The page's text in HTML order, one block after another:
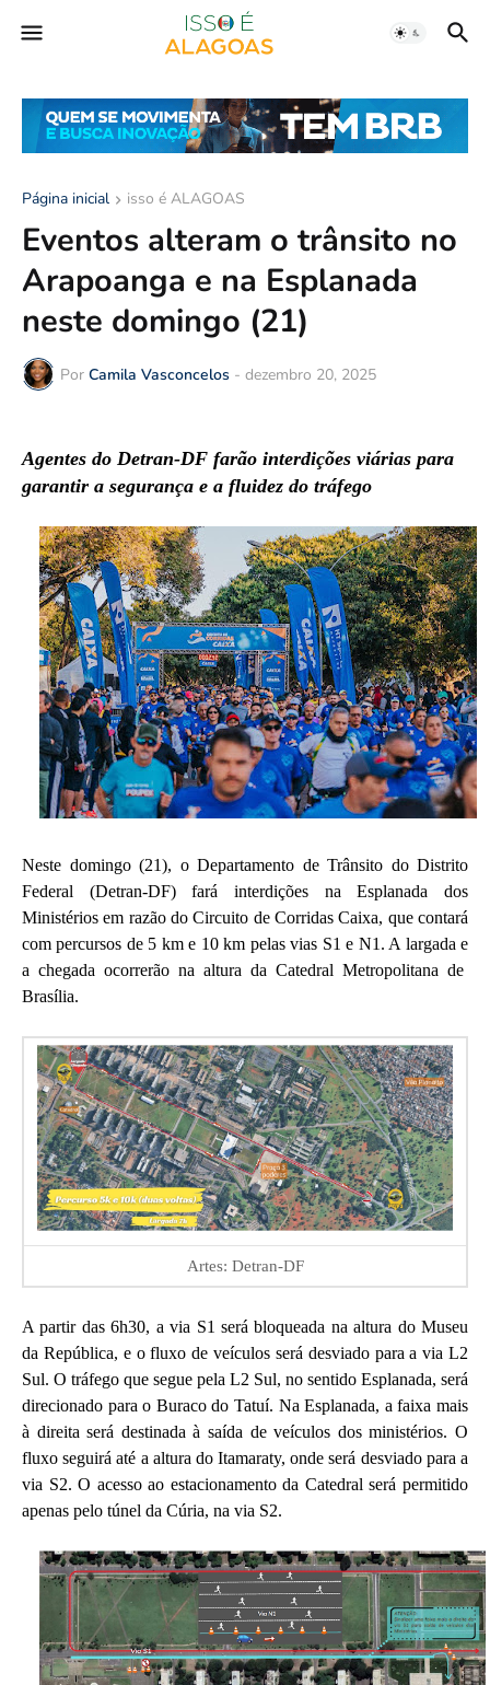
Página inicial isso é ALAGOAS
Eventos alteram o trânsito no
Arapoanga e na Esplanada
neste domingo (21)
Por Camila Vasconcelos - dezembro 20, 2025
Agentes do Detran-DF farão interdições viárias para
garantir a segurança e a fluidez do tráfego
Neste domingo (21), o Departamento de Trânsito do Distrito
Federal (Detran-DF) fará interdições na Esplanada dos
Ministérios em razão do Circuito de Corridas Caixa, que contará
com percursos de 5 km e 10 km pelas vias S1 e N1. A largada e
a chegada ocorrerão na altura da Catedral Metropolitana de
Brasília.
Artes: Detran-DF
A partir das 6h30, a via S1 será bloqueada na altura do Museu
da República, e o fluxo de veículos será desviado para a via L2
Sul. O tráfego que segue pela L2 Sul, no sentido Esplanada, será
direcionado para o Buraco do Tatuí. Na Esplanada, a faixa mais
à direita será destinada à saída de veículos dos ministérios. O
fluxo seguirá até a altura do Itamaraty, onde será desviado para a
via S2. O acesso ao estacionamento da Catedral será permitido
apenas pelo túnel da Cúria, na via S2.